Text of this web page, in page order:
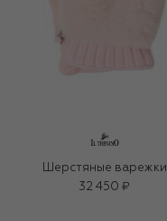
Шерстяные варежки
32 450 ₽